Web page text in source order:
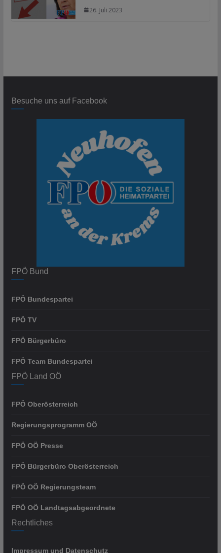
26. Juli 2023
Besuche uns auf Facebook
FPÖ Bund
FPÖ Bundespartei
FPÖ TV
FPÖ Bürgerbüro
FPÖ Team Bundespartei
FPÖ Land OÖ
FPÖ Oberösterreich
Regierungsprogramm OÖ
FPÖ OÖ Presse
FPÖ Bürgerbüro Oberösterreich
FPÖ OÖ Regierungsteam
FPÖ OÖ Landtagsabgeordnete
Rechtliches
Impressum und Datenschutz